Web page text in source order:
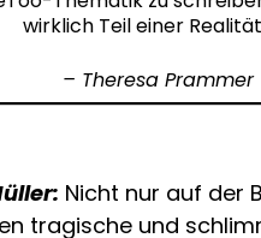
wirklich Teil einer
– Theresa Prammer
Nicht nur auf der
tragische und